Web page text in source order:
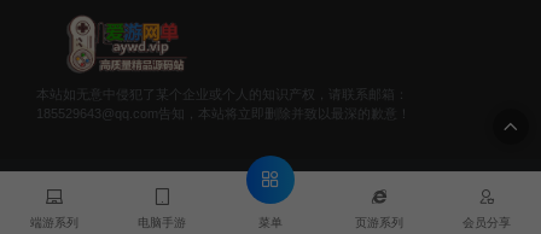
本站如无意中侵犯了某个企业或个人的知识产权，请联系邮箱：
185529643@qq.com告知，本站将立即删除并致以最深的歉意！
© 2020 爱游网单 - AYWD.VIP & WANGDAN Theme. All rights
reserved
端游系列 电脑手游 菜单 页游系列 会员分享